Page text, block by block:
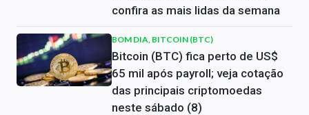
confira as mais lidas da semana
BOM DIA, BITCOIN (BTC)
Bitcoin (BTC) fica perto de US$
65 mil após payroll; veja cotação
das principais criptomoedas
neste sábado (8)